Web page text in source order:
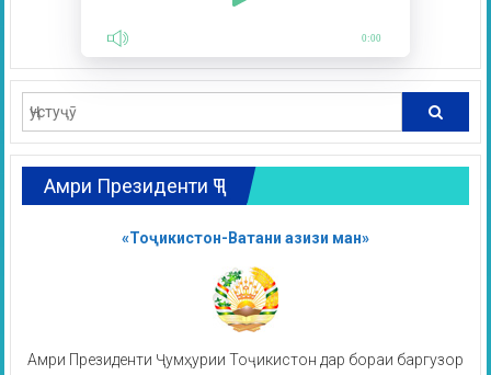
0:00
Амри Президенти ҶТ
«Тоҷикистон-Ватани азизи ман»
Амри Президенти Ҷумҳурии Тоҷикистон дар бораи баргузор